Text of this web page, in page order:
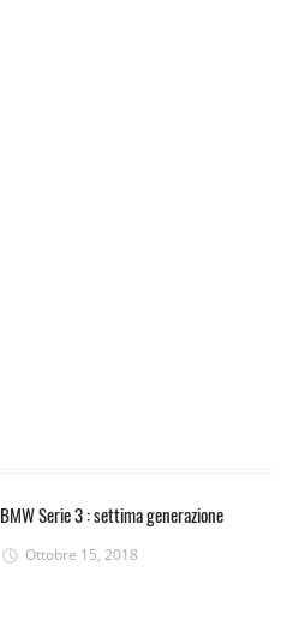
BMW Serie 3 : settima generazione
Ottobre 15, 2018